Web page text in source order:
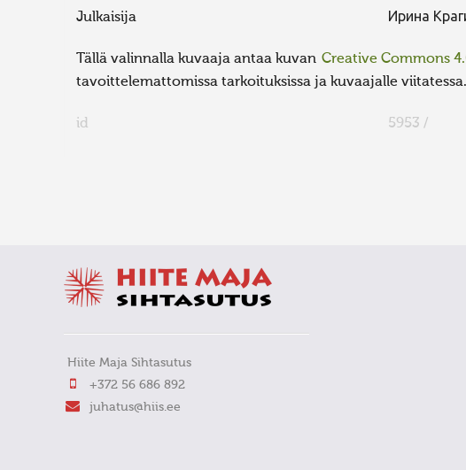
Julkaisija Ирина
Tällä valinnalla kuvaaja antaa kuvan Creative Commons
tavoittelemattomissa tarkoituksissa ja kuvaajalle viitatessa.
id 5953 /
Hiite Maja Sihtasutus
+372 56 686 892
juhatus@hiis.ee